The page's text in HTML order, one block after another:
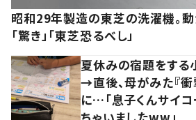
昭和29年製造の東芝の洗濯機。
「驚き」「東芝恐るべし」
夏休みの宿題をする
→直後、母がみた『衝
に…「息子くんサイコ